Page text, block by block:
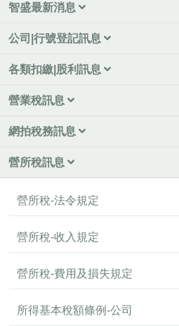
智盛最新消息
公司|行號登記訊息
各類扣繳|股利訊息
營業稅訊息
網拍稅務訊息
營所稅訊息
營所稅-法令規定
營所稅-收入規定
營所稅-費用及損失規定
所得基本稅額條例-公司